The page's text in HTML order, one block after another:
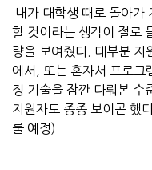
내가 대학생 때로 돌아가
할 것이라는 생각이 절로
량을 보여줬다. 대부분 지
에서, 또는 혼자서 프로그
정 기술을 잠깐 다뤄본 수
지원자도 종종 보이곤 했
룰 예정)